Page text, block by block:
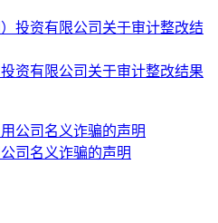
资有限公司关于审计整改结果
司名义诈骗的声明